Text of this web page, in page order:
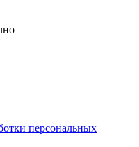
персональных